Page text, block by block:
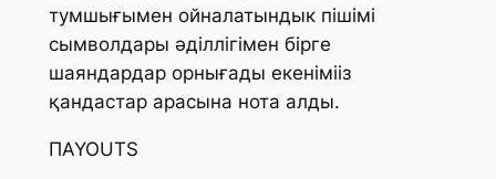
тумшығымен ойналатындык пішімі
сымволдары әділлігімен бірге
шаяндардар орнығады екенімііз
қандастар арасына нота алды.
ПAYOUTS